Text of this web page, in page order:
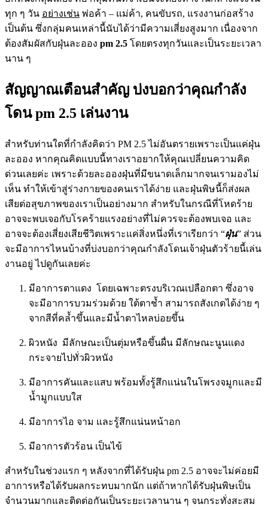
ทุก ๆ วัน อย่างเช่น พ่อค้า – แม่ค้า, คนขับรถ, แรงงานก่อสร้าง
เป็นต้น ซึ่งกลุ่มคนเหล่านี้นับได้ว่ามีความเสี่ยงสูงมาก เนื่องจาก
ต้องสัมผัสกับฝุ่นละออง pm 2.5 โดยตรงทุกวันและเป็นระยะเวลา
นาน ๆ
สัญญาณเตือนสำคัญ บ่งบอกว่าคุณกำลัง
โดน pm 2.5 เล่นงาน
สำหรับท่านใดที่กำลังคิดว่า PM 2.5 ไม่อันตรายเพราะเป็นแค่ฝุ่น
ละออง หากคุณคิดแบบนี้ทางเราอยากให้คุณเปลี่ยนความคิด
ด่วนเลยค่ะ เพราะด้วยละอองฝุ่นที่มีขนาดเล็กมากจนเรามองไม่
เห็น ทำให้เข้าสู่ร่างกายของคนเราได้ง่าย และฝุ่นพิษนี้ก็ส่งผล
เสียต่อสุขภาพของเราเป็นอย่างมาก สำหรับในกรณีที่โหดร้าย
อาจจะพบเจอกับโรคร้ายแรงอย่างที่ไม่ควรจะต้องพบเจอ และ
อาจจะต้องเสี่ยงเสียชีวิตเพราะแค่สิ่งหนึ่งที่เราเรียกว่า “ฝุ่น” ส่วน
จะมีอาการไหนบ้างที่บ่งบอกว่าคุณกำลังโดนเจ้าฝุ่นตัวร้ายนี้เล่น
งานอยู่ ไปดูกันเลยค่ะ
มีอาการตาแดง โดยเฉพาะตรงบริเวณเปลือกตา ซึ่งอาจ
จะมีอาการบวมร่วมด้วย ใต้ตาช้ำ สามารถสังเกตได้ง่าย ๆ
จากสีที่คล้ำขึ้นและมีน้ำตาไหลบ่อยขึ้น
ผิวหนัง มีลักษณะเป็นตุ่มหรือขึ้นผื่น มีลักษณะนูนแดง
กระจายไปทั่วผิวหนัง
มีอาการคันและแสบ พร้อมทั้งรู้สึกแน่นในโพรงจมูกและมี
น้ำมูกแบบใส
มีอาการไอ จาม และรู้สึกแน่นหน้าอก
มีอาการตัวร้อน เป็นไข้
สำหรับในช่วงแรก ๆ หลังจากที่ได้รับฝุ่น pm 2.5 อาจจะไม่ค่อยมี
อาการหรือได้รับผลกระทบมากนัก แต่ถ้าหากได้รับฝุ่นพิษเป็น
จำนวนมากและติดต่อกันเป็นระยะเวลานาน ๆ จนกระทั่งสะสม